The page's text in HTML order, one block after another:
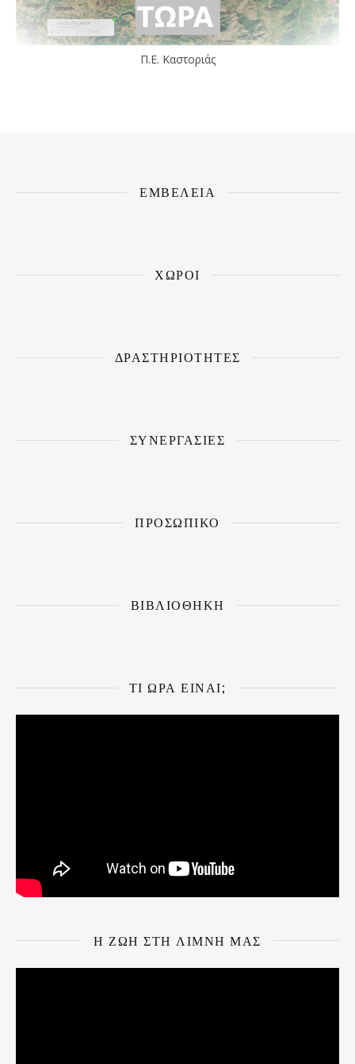
Π.Ε. Καστοριάς
ΕΜΒΕΛΕΙΑ
ΧΩΡΟΙ
ΔΡΑΣΤΗΡΙΟΤΗΤΕΣ
ΣΥΝΕΡΓΑΣΙΕΣ
ΠΡΟΣΩΠΙΚΟ
ΒΙΒΛΙΟΘΗΚΗ
ΤΙ ΏΡΑ ΕΊΝΑΙ;
Η ΖΩΗ ΣΤΗ ΛΙΜΝΗ ΜΑΣ